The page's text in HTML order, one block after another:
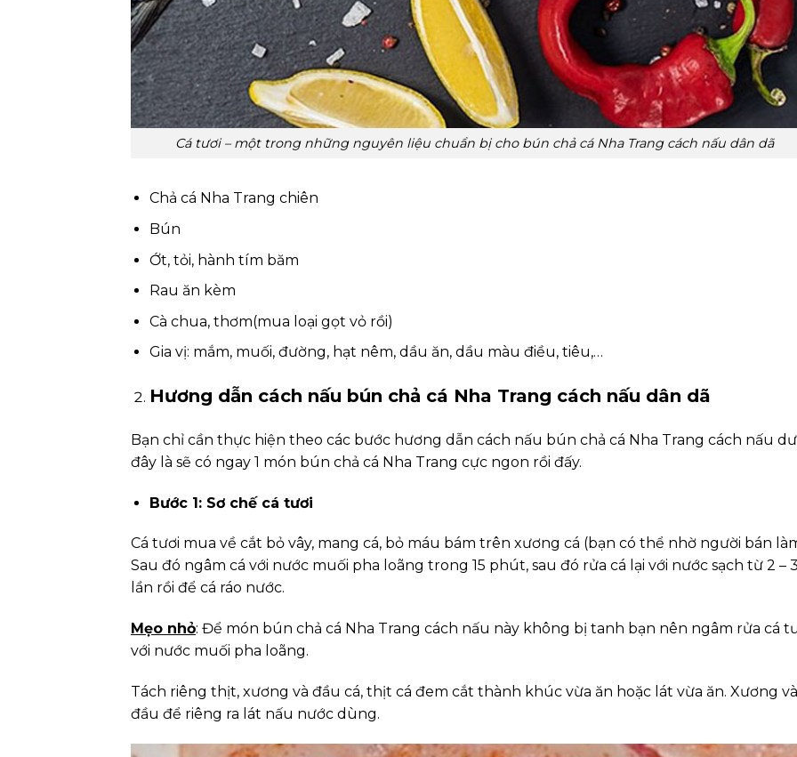
Cá tươi – một trong những nguyên liệu chuẩn bị cho bún chả cá Nha Trang cách nấu dân dã
Chả cá Nha Trang chiên
Bún
Ớt, tỏi, hành tím băm
Rau ăn kèm
Cà chua, thơm(mua loại gọt vỏ rồi)
Gia vị: mắm, muối, đường, hạt nêm, dầu ăn, dầu màu điều, tiêu,…
Hương dẫn cách nấu bún chả cá Nha Trang cách nấu dân dã
Bạn chỉ cần thực hiện theo các bước hương dẫn cách nấu bún chả cá Nha Trang cách nấu
đây là sẽ có ngay 1 món bún chả cá Nha Trang cực ngon rồi đấy.
Bước 1: Sơ chế cá tươi
Cá tươi mua về cắt bỏ vây, mang cá, bỏ máu bám trên xương cá (bạn có thể nhờ người bán
Sau đó ngâm cá với nước muối pha loãng trong 15 phút, sau đó rửa cá lại với nước sạch từ 2 – 3
lần rồi để cá ráo nước.
Mẹo nhỏ: Để món bún chả cá Nha Trang cách nấu này không bị tanh bạn nên ngâm rửa cá
với nước muối pha loãng.
Tách riêng thịt, xương và đầu cá, thịt cá đem cắt thành khúc vừa ăn hoặc lát vừa ăn. Xương và
đầu để riêng ra lát nấu nước dùng.